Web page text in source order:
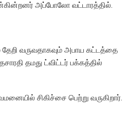
அப்போலோ வட்டாரத்தில்.
வருவதாகவும் அபாய கட்டத்தை
தமது ட்விட்டர் பக்கத்தில்
சிகிச்சை பெற்று வருகிறார்.